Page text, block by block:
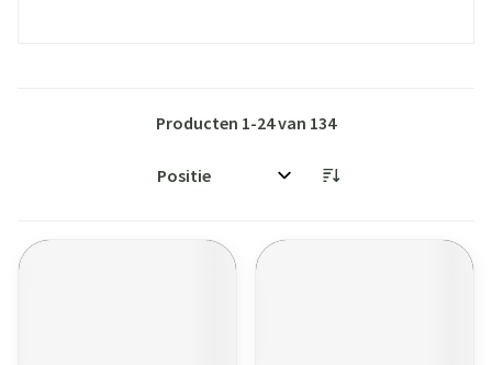
Producten 1-24van 134
Sorteer op: